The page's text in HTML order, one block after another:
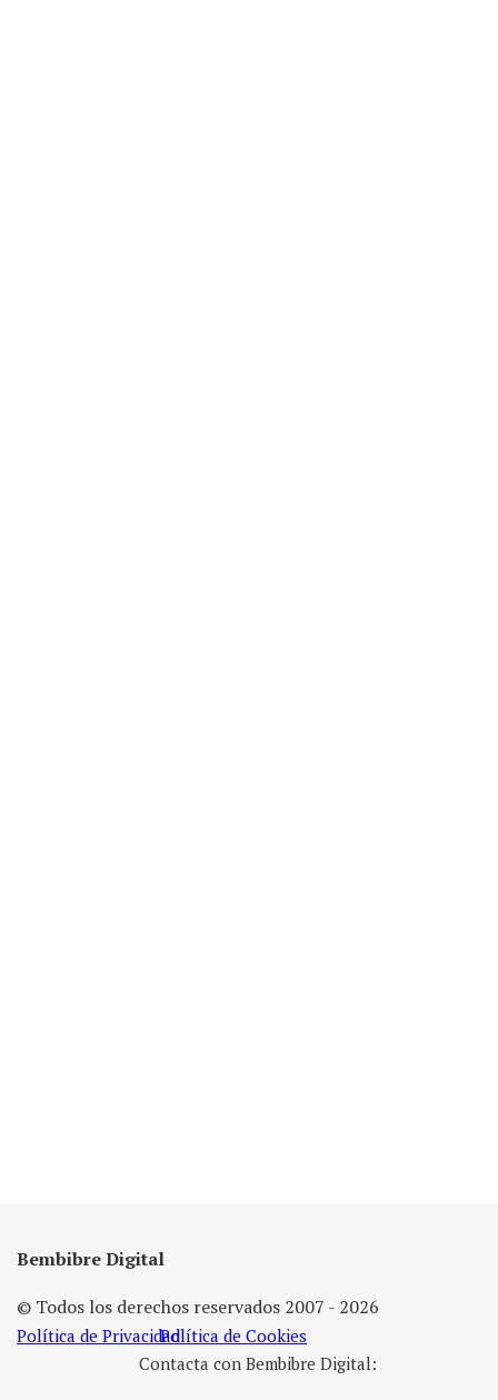
Bembibre Digital
© Todos los derechos reservados 2007 - 2026
Política de PrivacidadPolítica de Cookies
Contacta con Bembibre Digital: